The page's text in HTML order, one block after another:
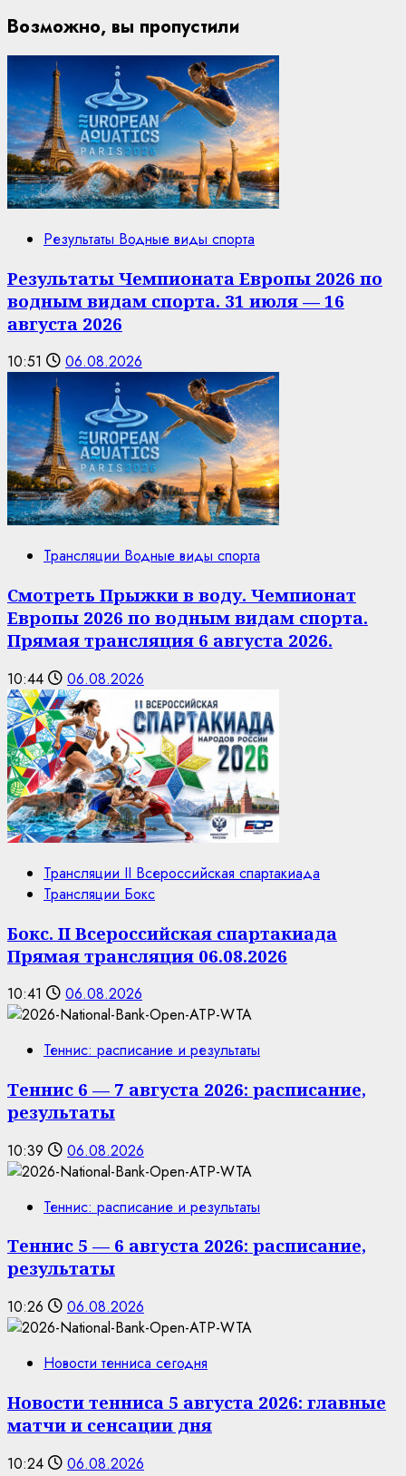
Возможно, вы пропустили
Результаты Водные виды спорта
Результаты Чемпионата Европы 2026 по
водным видам спорта. 31 июля — 16
августа 2026
10:51 06.08.2026
Трансляции Водные виды спорта
Смотреть Прыжки в воду. Чемпионат
Европы 2026 по водным видам спорта.
Прямая трансляция 6 августа 2026.
10:44 06.08.2026
Трансляции II Всероссийская спартакиада
Трансляции Бокс
Бокс. II Всероссийская спартакиада
Прямая трансляция 06.08.2026
10:41 06.08.2026
Теннис: расписание и результаты
Теннис 6 — 7 августа 2026: расписание,
результаты
10:39 06.08.2026
Теннис: расписание и результаты
Теннис 5 — 6 августа 2026: расписание,
результаты
10:26 06.08.2026
Новости тенниса сегодня
Новости тенниса 5 августа 2026: главные
матчи и сенсации дня
10:24 06.08.2026